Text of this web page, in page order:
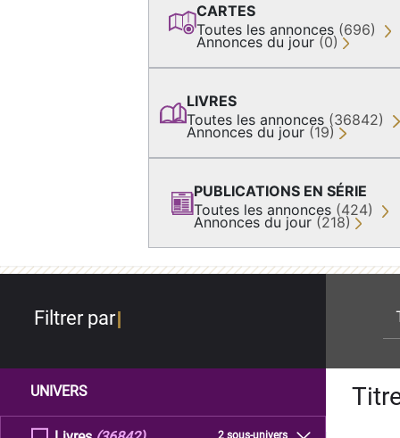
CARTES
Toutes les annonces (696)
Annonces du jour (0)
LIVRES
Toutes les annonces (36842)
Annonces du jour (19)
PUBLICATIONS EN SÉRIE
Toutes les annonces (424)
Annonces du jour (218)
Filtrer par
UNIVERS
2 sous-univers